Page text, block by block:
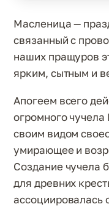
Масленица —
связанный с
наших пращуров
ярким, сытным и
Апогеем всего
огромного
своим видом
умирающее и
Создание чучела
для древних
ассоциировалась